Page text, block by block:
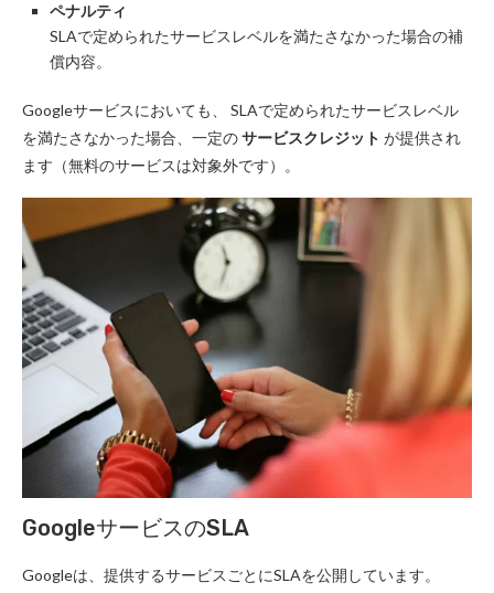
ペナルティ
SLAで定められたサービスレベルを満たさなかった場合の補
償内容。
Googleサービスにおいても、 SLAで定められたサービスレベル
を満たさなかった場合、一定のサービスクレジット が提供され
ます（無料のサービスは対象外です）。
GoogleサービスのSLA
Googleは、提供するサービスごとにSLAを公開しています。